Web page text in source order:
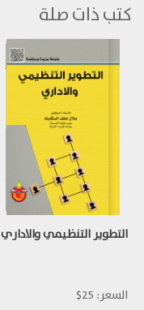
كتب ذات صلة
التطوير التنظيمي والاداري
السعر: 25$